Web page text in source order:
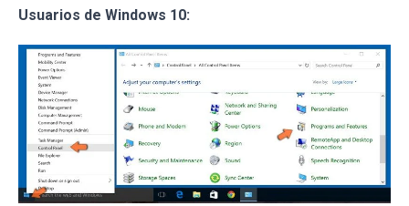
Usuarios de Windows 10: